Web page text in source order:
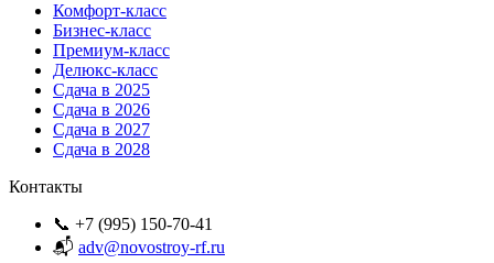
Комфорт-класс
Бизнес-класс
Премиум-класс
Делюкс-класс
Сдача в 2025
Сдача в 2026
Сдача в 2027
Сдача в 2028
Контакты
📞 +7 (995) 150-70-41
📬 adv@novostroy-rf.ru